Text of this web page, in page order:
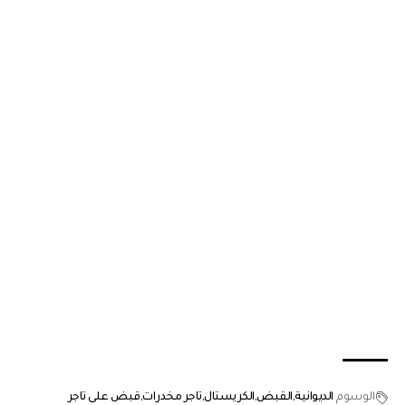
الوسوم الديوانية القبض الكريستال تاجر مخدرات قبض على تاجر